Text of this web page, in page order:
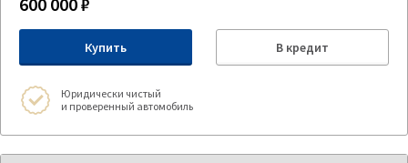
Купить В кредит
Юридически чистый
и проверенный автомобиль